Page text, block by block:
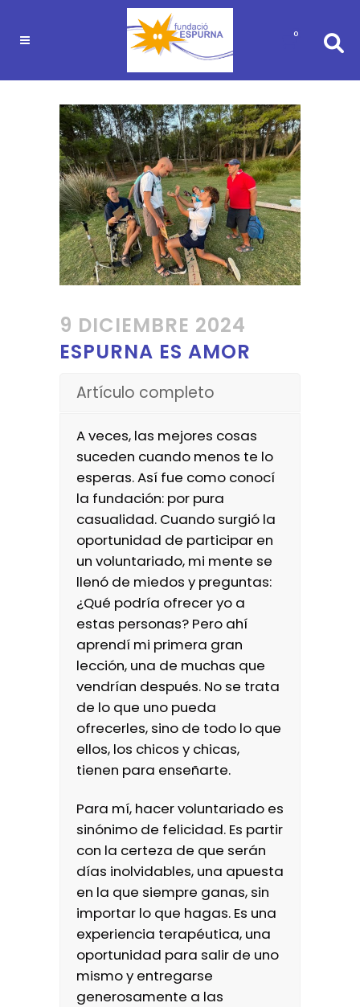
0
9 DICIEMBRE 2024
ESPURNA ES AMOR
Artículo completo
A veces, las mejores cosas
suceden cuando menos te lo
esperas. Así fue como conocí
la fundación: por pura
casualidad. Cuando surgió la
oportunidad de participar en
un voluntariado, mi mente se
llenó de miedos y preguntas:
¿Qué podría ofrecer yo a
estas personas? Pero ahí
aprendí mi primera gran
lección, una de muchas que
vendrían después. No se trata
de lo que uno pueda
ofrecerles, sino de todo lo que
ellos, los chicos y chicas,
tienen para enseñarte.
Para mí, hacer voluntariado es
sinónimo de felicidad. Es partir
con la certeza de que serán
días inolvidables, una apuesta
en la que siempre ganas, sin
importar lo que hagas. Es una
experiencia terapéutica, una
oportunidad para salir de uno
mismo y entregarse
generosamente a las